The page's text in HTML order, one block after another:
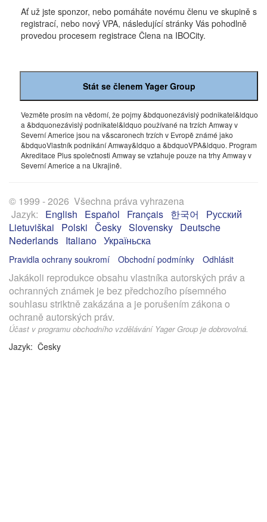
Ať už jste sponzor, nebo pomáháte novému členu ve skupině s
registrací, nebo nový VPA, následující stránky Vás pohodlně
provedou procesem registrace Člena na IBOCity.
Vezměte prosím na vědomí, že pojmy &bdquonezávislý podnikatel&ldquo
a &bdquonezávislý podnikatel&ldquo používané na trzích Amway v
Severní Americe jsou na v&scaronech trzích v Evropě známé jako
&bdquoVlastník podnikání Amway&ldquo a &bdquoVPA&ldquo. Program
Akreditace Plus společnosti Amway se vztahuje pouze na trhy Amway v
Severní Americe a na Ukrajině.
© 1999 - 2026 Všechna práva vyhrazena
Jazyk: English Español Français 한국어
Русский
Lietuviškai
Polski Česky Slovensky Deutsche
Nederlands Italiano Україньска
Pravidla ochrany soukromí Obchodní podmínky Odhlásit
Jakákoli reprodukce obsahu vlastníka autorských práv a
ochranných známek je bez předchozího písemného
souhlasu striktně zakázána a je porušením zákona o
ochraně autorských práv.
Účast v programu obchodního vzdělávání Yager Group je dobrovolná.
Jazyk: Česky